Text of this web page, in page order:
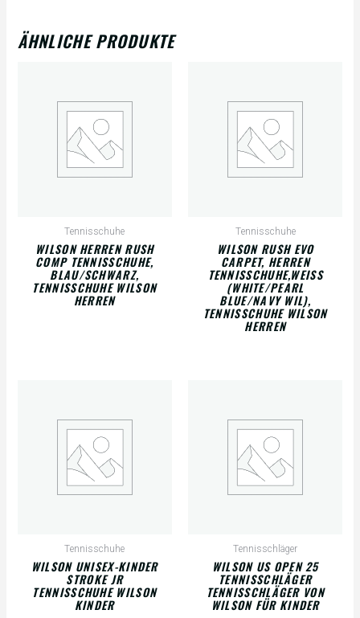
ÄHNLICHE PRODUKTE
Tennisschuhe
WILSON HERREN RUSH
COMP TENNISSCHUHE,
BLAU/SCHWARZ,
TENNISSCHUHE WILSON
HERREN
Tennisschuhe
WILSON RUSH EVO
CARPET, HERREN
TENNISSCHUHE,WEISS (
WHITE/PEARL B
LUE/NAVY WIL), T
ENNISSCHUHE WILSON H
ERREN
Tennisschuhe
WILSON UNISEX-KINDER
STROKE JR
TENNISSCHUHE WILSON
KINDER
Tennisschläger
WILSON US OPEN 25
TENNISSCHLÄGER
TENNISSCHLÄGER VON
WILSON FÜR KINDER